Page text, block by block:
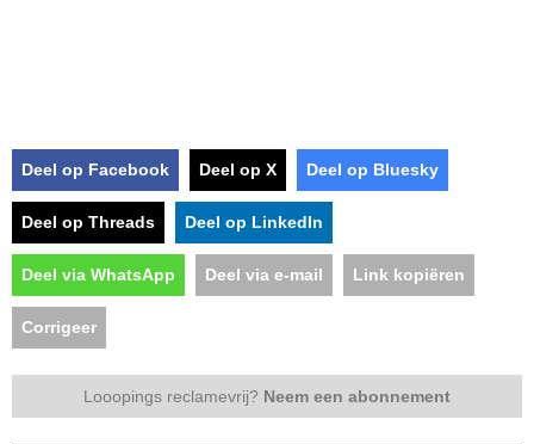
Deel op Facebook Deel op X Deel op Bluesky
Deel op Threads Deel op LinkedIn
Deel via WhatsApp Deel via e-mail Link kopiëren
Corrigeer
Looopings reclamevrij? Neem een abonnement